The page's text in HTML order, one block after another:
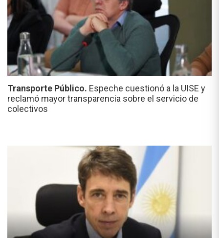
Transporte Público. Espeche cuestionó a la UISE y
reclamó mayor transparencia sobre el servicio de
colectivos